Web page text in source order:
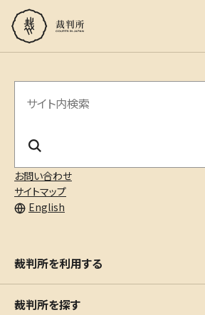
お問い合わせ
サイトマップ
English
サ
内
検
裁判所を利用する
裁判所を探す